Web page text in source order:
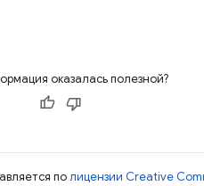
оказалась полезной?
полицензии Creative